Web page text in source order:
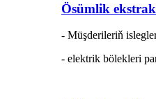
Ösümlik
- Müşderileriň
- elektrik bölekleri